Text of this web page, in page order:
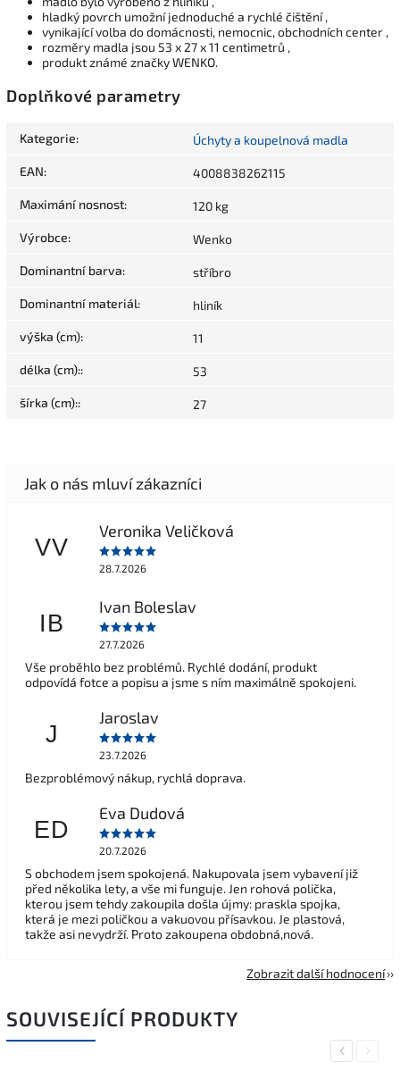
hladký povrch umožní jednoduché a rychlé čištění ,
vynikající volba do domácnosti, nemocnic, obchodních center ,
rozměry madla jsou 53 x 27 x 11 centimetrů ,
produkt známé značky WENKO.
Doplňkové parametry
Kategorie: Úchyty a koupelnová madla
EAN: 4008838262115
Maximání nosnost: 120 kg
Výrobce: Wenko
Dominantní barva: stříbro
Dominantní materiál: hliník
výška (cm): 11
délka (cm):: 53
šírka (cm):: 27
VV
Veronika Veličková
28.7.2026
IB
Ivan Boleslav
27.7.2026
Vše proběhlo bez problémů. Rychlé dodání, produkt
odpovídá fotce a popisu a jsme s ním maximálně spokojeni.
J
Jaroslav
23.7.2026
Bezproblémový nákup, rychlá doprava.
ED
Eva Dudová
20.7.2026
S obchodem jsem spokojená. Nakupovala jsem vybavení již
před několika lety, a vše mi funguje. Jen rohová polička,
kterou jsem tehdy zakoupila došla újmy: praskla spojka,
která je mezi poličkou a vakuovou přísavkou. Je plastová,
takže asi nevydrží. Proto zakoupena obdobná,nová.
Zobrazit další hodnocení
SOUVISEJÍCÍ PRODUKTY
PreviousNext